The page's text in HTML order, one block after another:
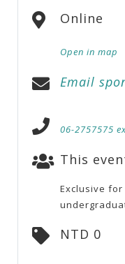
Online
Open in map
Email
06-2757575
This
Exclusive for
NTD 0